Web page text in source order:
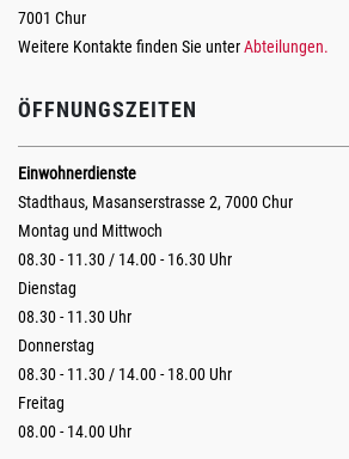
7001 Chur
Weitere Kontakte finden Sie unterAbteilungen.
ÖFFNUNGSZEITEN
Einwohnerdienste
Stadthaus, Masanserstrasse 2, 7000 Chur
Montag und Mittwoch
08.30 - 11.30 / 14.00 - 16.30 Uhr
Dienstag
08.30 - 11.30 Uhr
Donnerstag
08.30 - 11.30 / 14.00 - 18.00 Uhr
Freitag
08.00 - 14.00 Uhr